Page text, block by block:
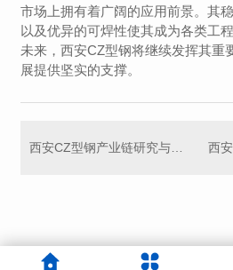
市场上拥有着广阔的应用前景。其
以及优异的可焊性使其成为各类工
未来，西安CZ型钢将继续发挥其重
展提供坚实的支撑。